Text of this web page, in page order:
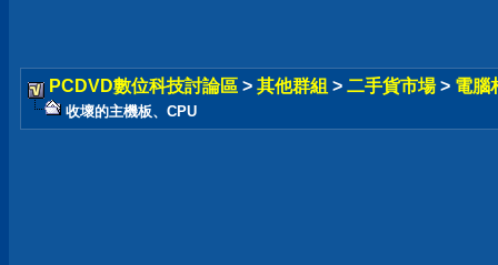
PCDVD數位科技討論區 > 其他群組 > 二手貨市場 > 電腦
收壞的主機板、CPU